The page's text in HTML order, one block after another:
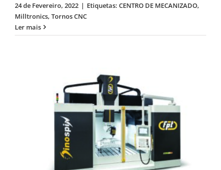
24 de Fevereiro, 2022 | Etiquetas: CENTRO DE MECANIZADO,
Milltronics, Tornos CNC
Ler mais